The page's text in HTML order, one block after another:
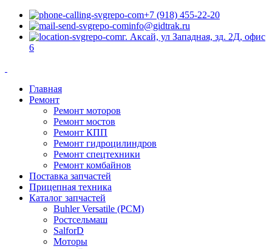
+7 (918) 455-22-20
info@gidtrak.ru
г. Аксай, ул Западная, зд. 2Д, офис
6
Главная
Ремонт
Ремонт моторов
Ремонт мостов
Ремонт КПП
Ремонт гидроцилиндров
Ремонт спецтехники
Ремонт комбайнов
Поставка запчастей
Прицепная техника
Каталог запчастей
Buhler Versatile (РСМ)
Ростсельмаш
SalforD
Моторы